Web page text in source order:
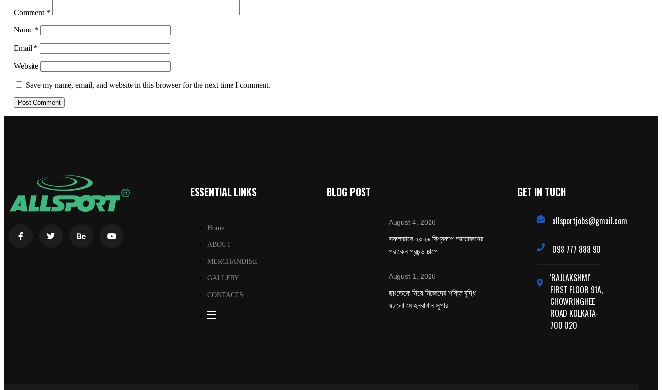
Comment *
Name *
Email *
Website
Save my name, email, and website in this browser for the next time I comment.
ESSENTIAL LINKS
Home
ABOUT
MERCHANDISE
GALLERY
CONTACTS
BLOG POST
August 4, 2026
সফলভাবে ২০২৬ বিশ্বকাপ আয়োজনের
পর কেন প্রচন্ড চাপে
August 1, 2026
ছাংতেকে নিয়ে নিজেদের শক্তি বৃদ্ধি
ঘটালো মোহনবাগান সুপার
GET IN TUCH
allsportjobs@gmail.com
098 777 888 90
'RAJLAKSHMI'
FIRST FLOOR 91A,
CHOWRINGHEE
ROAD KOLKATA-
700 020